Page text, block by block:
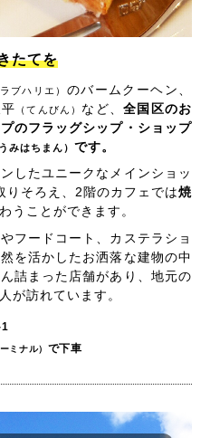
たてを
ラブハリエ） のバームクーヘン、
（てんびん） など、全国区のお
のフラッグシップ・ショップ
みはちまん） です。
したユニークなメインショッ
りそろえ、2階のカフェでは焼
うことができます。
フードコート、カステラショ
を活かしたお洒落な建物の中
詰まった店舗があり、地元の
が訪れています。
ミナル） で下車